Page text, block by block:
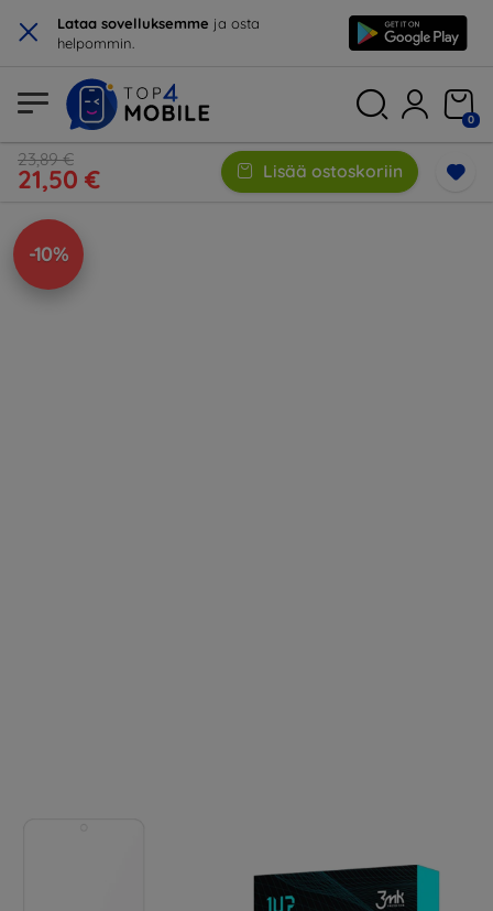
× Lataa sovelluksemme ja osta
helpommin.
0
23,89 €
21,50 € Lisää ostoskoriin
-10%